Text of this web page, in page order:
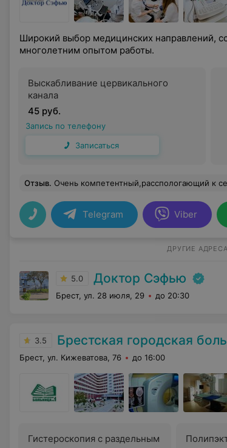
Широкий выбор медицинских направлений,
многолетним опытом работы.
Выскабливание цервикального
канала
45 руб.
Запись по телефону
Записаться
Отзыв. Очень компетентный,расспологающий к себе специалист,во время приёма чувствовала
Telegram Viber
ДРУГИЕ
5.0 Доктор Сэфью
Брест, ул. 28 июля, 29 до 20:30
3.5 Брестская городская
Брест, ул. Кижеватова, 76 до 16:00
Гистероскопия с раздельным